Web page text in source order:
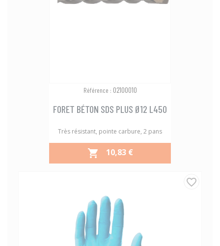
Référence : 02100010
FORET BÉTON SDS PLUS Ø12 L450
Très résistant, pointe carbure, 2 pans
 PRIX
10,83 €
favorite_border